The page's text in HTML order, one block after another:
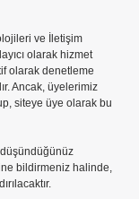
ve İletişim
olarak hizmet
olarak denetleme
Ancak, üyelerimiz
siteye üye olarak bu
bildirmeniz halinde,